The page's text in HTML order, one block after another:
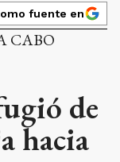
fuente en
CABO
de
hacia